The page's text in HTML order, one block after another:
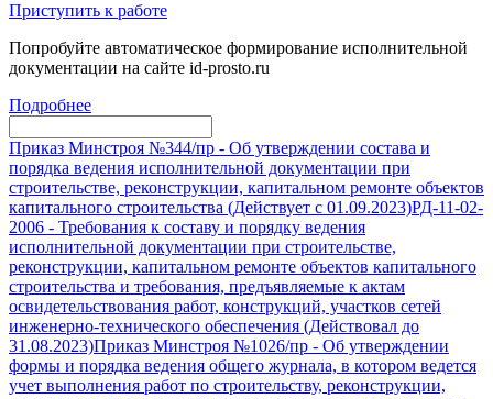
Приступить к работе
Попробуйте автоматическое формирование исполнительной
документации на сайте id-prosto.ru
Подробнее
Приказ Минстроя №344/пр - Об утверждении состава и
порядка ведения исполнительной документации при
строительстве, реконструкции, капитальном ремонте объектов
капитального строительства (Действует с 01.09.2023)РД-11-02-
2006 - Требования к составу и порядку ведения
исполнительной документации при строительстве,
реконструкции, капитальном ремонте объектов капитального
строительства и требования, предъявляемые к актам
освидетельствования работ, конструкций, участков сетей
инженерно-технического обеспечения (Действовал до
31.08.2023)Приказ Минстроя №1026/пр - Об утверждении
формы и порядка ведения общего журнала, в котором ведется
учет выполнения работ по строительству, реконструкции,